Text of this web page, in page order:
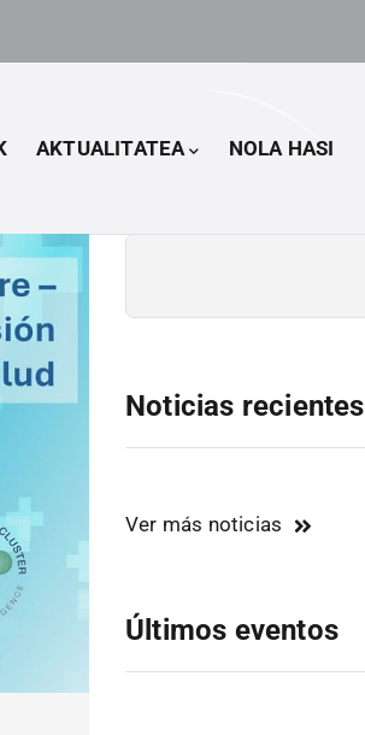
AKTUALITATEA NOLA HASI
Noticias recientes
Ver más noticias
Últimos eventos